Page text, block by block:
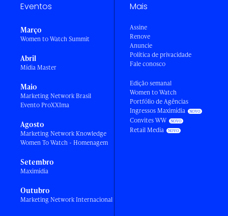
Eventos
Março
Women to Watch Summit
Abril
Mídia Master
Maio
Marketing Network Brasil
Evento ProXXIma
Agosto
Marketing Network Knowledge
Women To Watch - Homenagem
Setembro
Maximídia
Outubro
Marketing Network Internacional
Mais
Assine
Renove
Anuncie
Política de privacidade
Fale conosco
Edição semanal
Women to Watch
Portfólio de Agências
Ingressos Maximídia
Convites WW
Retail Media